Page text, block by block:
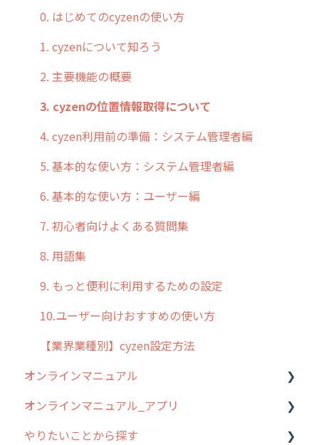
2019年までのリリース情報
お客様の声を実現しました
0. はじめてのcyzenの使い方
1. cyzenについて知ろう
2. 主要機能の概要
3. cyzenの位置情報取得について
4. cyzen利用前の準備：システム管理者編
5. 基本的な使い方：システム管理者編
6. 基本的な使い方：ユーザー編
7. 初心者向けよくある質問集
8. 用語集
9. もっと便利に利用するための設定
10.ユーザー向けおすすめの使い方
【業界業種別】cyzen設定方法
オンラインマニュアル
管理サイトの使い始め
ユーザー・グループ管理
オンラインマニュアル_アプリ
アプリの使い始め
やりたいことから探す